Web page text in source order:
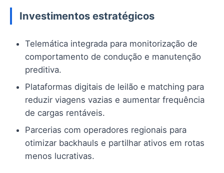
Investimentos estratégicos
Telemática integrada para monitorização de
comportamento de condução e manutenção
preditiva.
Plataformas digitais de leilão e matching para
reduzir viagens vazias e aumentar frequência
de cargas rentáveis.
Parcerias com operadores regionais para
otimizar backhauls e partilhar ativos em rotas
menos lucrativas.